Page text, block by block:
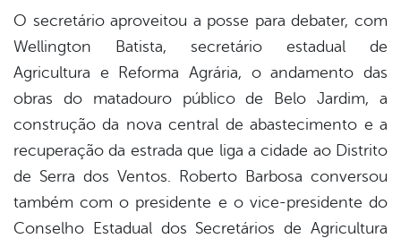
O secretário aproveitou a posse para debater, com
Wellington Batista, secretário estadual de
Agricultura e Reforma Agrária, o andamento das
obras do matadouro público de Belo Jardim, a
construção da nova central de abastecimento e a
recuperação da estrada que liga a cidade ao Distrito
de Serra dos Ventos. Roberto Barbosa conversou
também com o presidente e o vice-presidente do
Conselho Estadual dos Secretários de Agricultura